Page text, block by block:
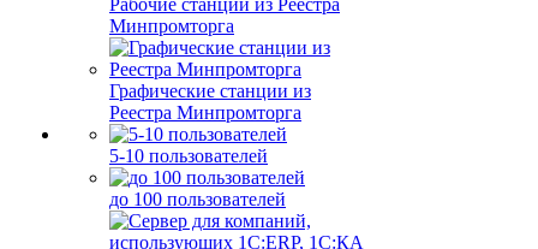
Рабочие станции из Реестра
Минпромторга
Графические станции из
Реестра Минпромторга
5-10 пользователей
до 100 пользователей